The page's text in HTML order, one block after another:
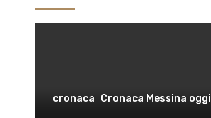
cronaca Cronaca Messina oggi